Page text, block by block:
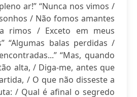
ar!” “Nunca nos vimos /
/ Não fomos amantes
rimos / Exceto em meus
“Algumas balas perdidas /
“Mas, quando
alta, / Diga-me, antes que
/ O que não disseste a
/ Qual é afinal o segredo